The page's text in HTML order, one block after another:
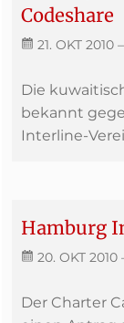
Codeshare
21. OKT 2010 –
Die
bekannt
Interline-
Hamburg
20. OKT 2010
Der Charter